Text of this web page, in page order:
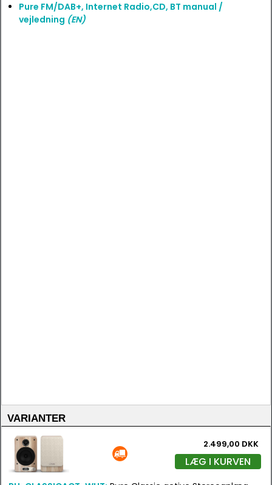
Pure FM/DAB+, Internet Radio,CD, BT manual /
vejledning (EN)
VARIANTER
2.499,00 DKK
LÆG I KURVEN